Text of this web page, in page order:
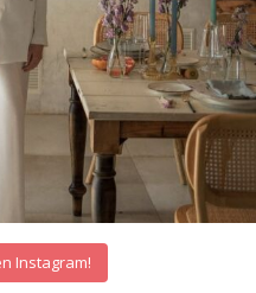
Instagram!